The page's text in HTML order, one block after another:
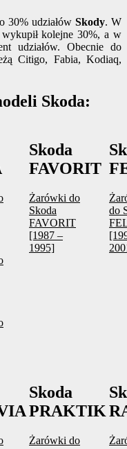
30% udziałów Skody. W
kolejne 30%, a w
udziałów. Obecnie do
Citigo, Fabia, Kodiaq,
Skoda:
Skoda
FAVORIT
Żarówki do
Skoda
FAVORIT
[1987 –
1995]
do
Skoda
PRAKTIK
Żarówki do